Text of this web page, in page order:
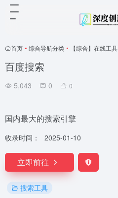
首页 • 综合导航分类 • 【综合】在线工具
百度搜索
5,043 0 0
国内最大的搜索引擎
收录时间： 2025-01-10
立即前往
搜索工具